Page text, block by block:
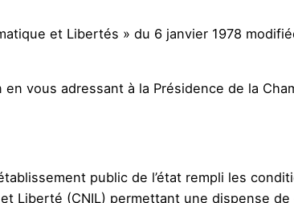
et Libertés » du 6 janvier 1978
vous adressant à la Présidence de la
public de l’état rempli les
Liberté (CNIL) permettant une dispense